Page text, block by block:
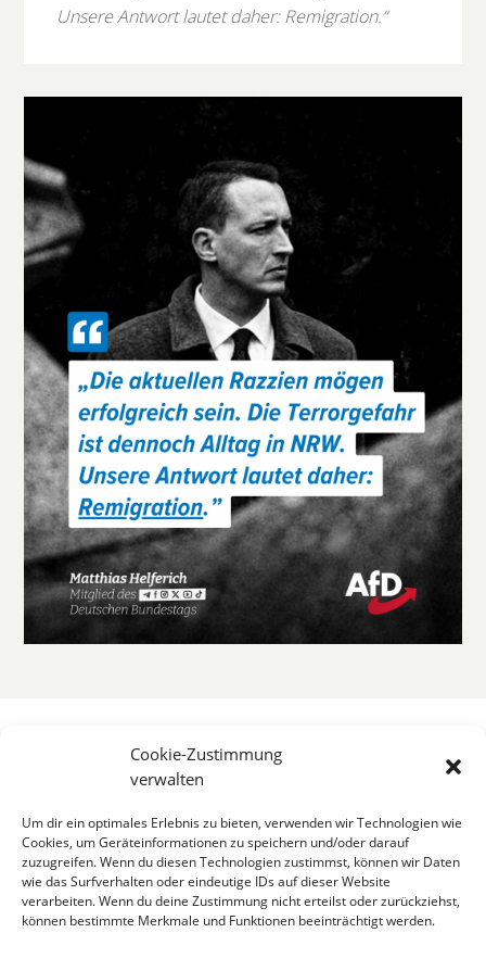
Cookie-Zustimmung
verwalten
Um dir ein optimales Erlebnis zu bieten, verwenden wir Technologien wie
Cookies, um Geräteinformationen zu speichern und/oder darauf
zuzugreifen. Wenn du diesen Technologien zustimmst, können wir Daten
wie das Surfverhalten oder eindeutige IDs auf dieser Website
verarbeiten. Wenn du deine Zustimmung nicht erteilst oder zurückziehst,
können bestimmte Merkmale und Funktionen beeinträchtigt werden.
Unsere Antwort lautet daher: Remigration.“